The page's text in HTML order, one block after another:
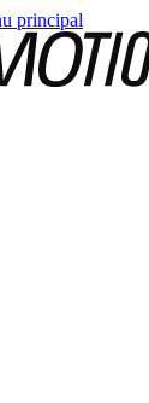
principal